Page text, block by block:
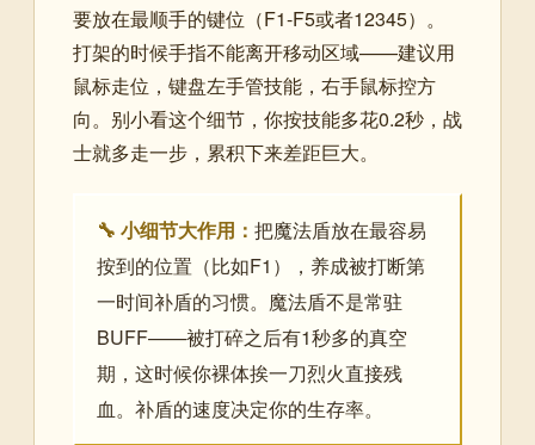
要放在最顺手的键位（F1-F5或者12345）。
打架的时候手指不能离开移动区域——建议用
鼠标走位，键盘左手管技能，右手鼠标控方
向。别小看这个细节，你按技能多花0.2秒，战
士就多走一步，累积下来差距巨大。
🔧 小细节大作用： 把魔法盾放在最容易
按到的位置（比如F1），养成被打断第
一时间补盾的习惯。魔法盾不是常驻
BUFF——被打碎之后有1秒多的真空
期，这时候你裸体挨一刀烈火直接残
血。补盾的速度决定你的生存率。